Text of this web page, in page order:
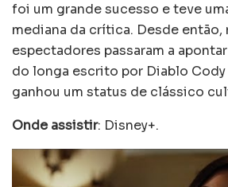
foi um grande sucesso e teve
mediana da crítica. Desde então,
espectadores passaram a
do longa escrito por Diablo Cody
ganhou um status de clássico
Onde assistir: Disney+.